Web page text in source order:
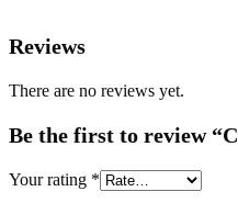
Reviews
There are no reviews yet.
Be the first to review
Your rating *